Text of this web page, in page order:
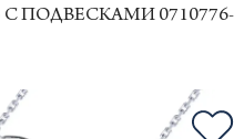
ПОДВЕСКАМИ 0710776-